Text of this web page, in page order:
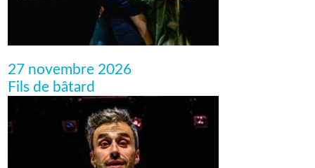
27 novembre 2026
Fils de bâtard